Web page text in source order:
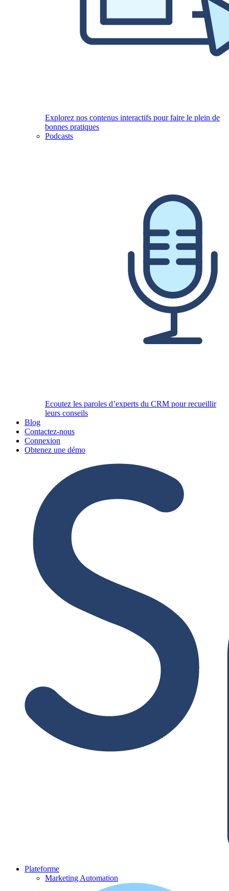
Explorez nos contenus interactifs pour faire le plein de
bonnes pratiques
Podcasts
Ecoutez les paroles d’experts du CRM pour recueillir
leurs conseils
Blog
Contactez-nous
Connexion
Obtenez une démo
Plateforme
Marketing Automation